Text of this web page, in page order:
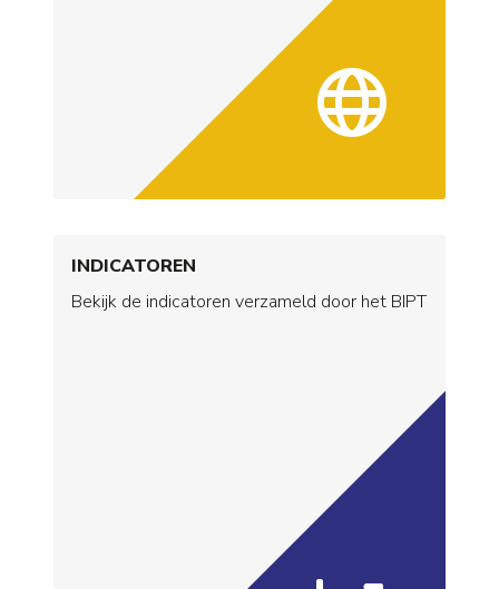
INDICATOREN
Bekijk de indicatoren verzameld door het BIPT